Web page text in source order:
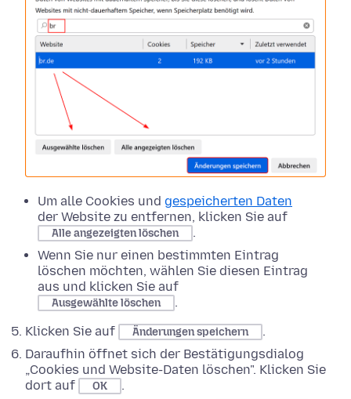
Um alle Cookies und gespeicherten Daten
der Website zu entfernen, klicken Sie auf
Alle angezeigten löschen
.
Wenn Sie nur einen bestimmten Eintrag
löschen möchten, wählen Sie diesen Eintrag
aus und klicken Sie auf
Ausgewählte löschen
.
Klicken Sie auf
Änderungen speichern
.
Daraufhin öffnet sich der Bestätigungsdialog
„Cookies und Website-Daten löschen". Klicken Sie
dort auf
OK
.